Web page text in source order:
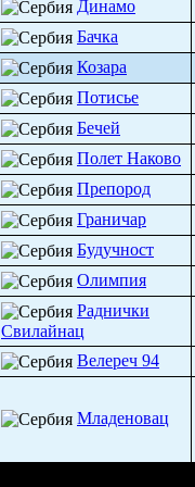
Динамо
Бачка
Козара
Потисье
Бечей
Полет Наково
Препород
Граничар
Будучност
Олимпия
Раднички
Свилайнац
Велереч 94
Младеновац